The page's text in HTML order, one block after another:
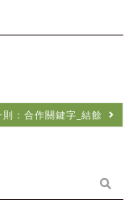
則：合作關鍵字_結餘